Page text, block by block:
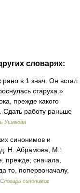
словарях:
в 1 знач. Он встал
старуха.»
прежде какого
Сдать работу раньше
Ушакова
синонимов и
Н. Абрамова, М.:
прежде; сначала,
то, попервоначалу,
Словарь синонимов